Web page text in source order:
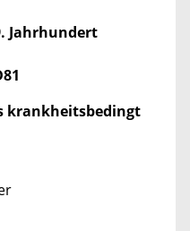
Jahrhundert
krankheitsbedingt